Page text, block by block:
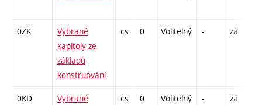
0ZK
Vybrané
kapitoly ze
základů
konstruování
cs 0 Volitelný - zá
0KD
Vybrané
cs 0 Volitelný - zá